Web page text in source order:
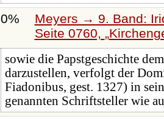
0%
Meyers → 9. Band:
Seite 0760,
sowie die Papstgeschichte
darzustellen, verfolgt der
Fiadonibus, gest. 1327) in
genannten Schriftsteller wie